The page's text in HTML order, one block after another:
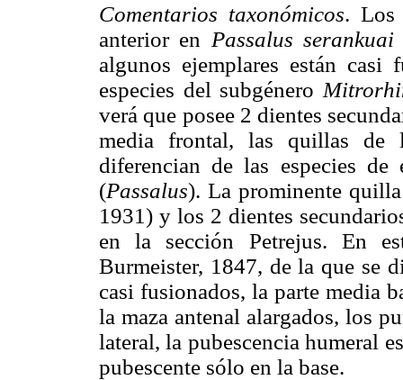
Comentarios taxonómicos. Los
anterior en Passalus serankuai
algunos ejemplares están
especies del subgénero
verá que posee 2 dientes
media frontal, las quillas de
diferencian de las especies
(Passalus). La prominente
1931) y los 2 dientes
en la sección Petrejus. En
Burmeister, 1847, de la que se
casi fusionados, la parte media
la maza antenal alargados, los
lateral, la pubescencia humeral
pubescente sólo en la base.